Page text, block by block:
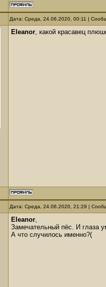
Дата: Среда, 24.06.2020, 00:11 |
Eleanor, какой красавец
Дата: Среда, 24.06.2020, 21:29 |
Eleanor,
Замечательный пёс. И глаза
А что случилось именно?(